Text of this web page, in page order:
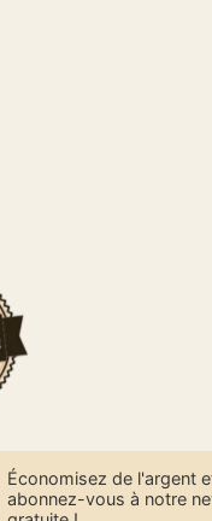
Économisez de l'argent
abonnez-vous à notre